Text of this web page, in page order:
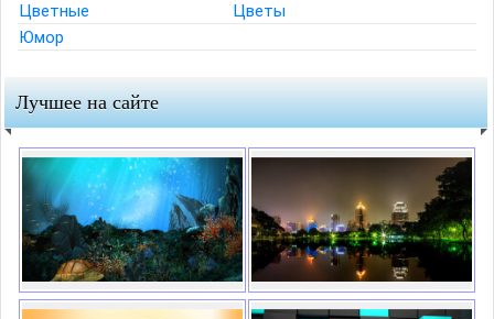
Цветные
Цветы
Юмор
Лучшее на сайте